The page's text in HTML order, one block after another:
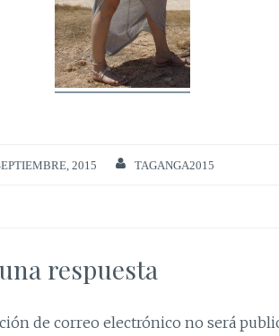
2015 TAGANGA2015
respuesta
de correo electrónico no será